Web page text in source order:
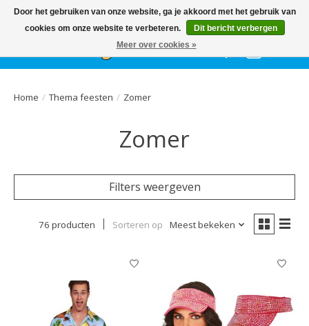
HetGEHELE jaar, grote collectie feestkleding & accessoires |
Ballonnen | Schmink | Bedrukking | Altijd gratis parkeren
Verlanglijst
Home / Thema feesten / Zomer
Zomer
Filters weergeven
76 producten Sorteren op Meest bekeken
Door het gebruiken van onze website, ga je akkoord met het gebruik van
cookies om onze website te verbeteren.
Dit bericht verbergen
Meer over cookies »